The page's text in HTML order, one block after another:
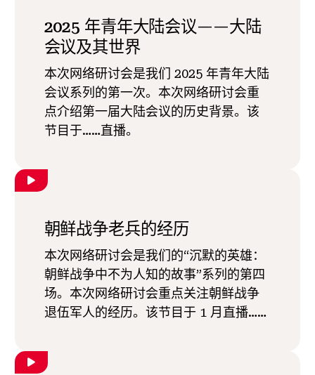
2025 年青年大陆会议——大陆
会议及其世界
本次网络研讨会是我们 2025 年青年大陆
会议系列的第一次。本次网络研讨会重
点介绍第一届大陆会议的历史背景。该
节目于……直播。
朝鲜战争老兵的经历
本次网络研讨会是我们的“沉默的英雄：
朝鲜战争中不为人知的故事”系列的第四
场。本次网络研讨会重点关注朝鲜战争
退伍军人的经历。该节目于 1 月直播……